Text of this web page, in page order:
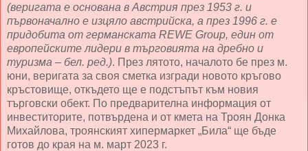
(веригата е основана в Австрия през 1953 г. и
първоначално е изцяло австрийска, а през 1996 г. е
придобита от германската REWE Group, един от
европейските лидери в търговията на дребно и
туризма – бел. ред.). През лятото, началото бе през м.
юни, веригата за своя сметка изгради новото кръгово
кръстовище, откъдето ще е подстъпът към новия
търговски обект. По предварителна информация от
инвеститорите, потвърдена и от кмета на Троян Донка
Михайлова, троянският хипермаркет „Била“ ще бъде
готов до края на м. март 2023 г.